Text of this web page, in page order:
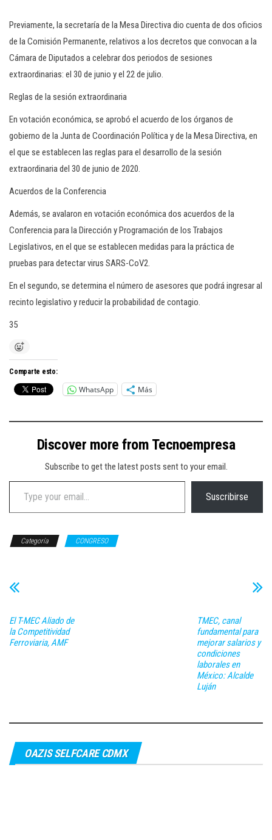
Previamente, la secretaría de la Mesa Directiva dio cuenta de dos oficios
de la Comisión Permanente, relativos a los decretos que convocan a la
Cámara de Diputados a celebrar dos periodos de sesiones
extraordinarias: el 30 de junio y el 22 de julio.
Reglas de la sesión extraordinaria
En votación económica, se aprobó el acuerdo de los órganos de
gobierno de la Junta de Coordinación Política y de la Mesa Directiva, en
el que se establecen las reglas para el desarrollo de la sesión
extraordinaria del 30 de junio de 2020.
Acuerdos de la Conferencia
Además, se avalaron en votación económica dos acuerdos de la
Conferencia para la Dirección y Programación de los Trabajos
Legislativos, en el que se establecen medidas para la práctica de
pruebas para detectar virus SARS-CoV2.
En el segundo, se determina el número de asesores que podrá ingresar al
recinto legislativo y reducir la probabilidad de contagio.
35
Comparte esto:
WhatsApp Más
Discover more from Tecnoempresa
Subscribe to get the latest posts sent to your email.
Type your email…
Suscribirse
Categoría CONGRESO
El T-MEC Aliado de
la Competitividad
Ferroviaria, AMF
TMEC, canal
fundamental para
mejorar salarios y
condiciones
laborales en
México: Alcalde
Luján
OAZIS SELFCARE CDMX